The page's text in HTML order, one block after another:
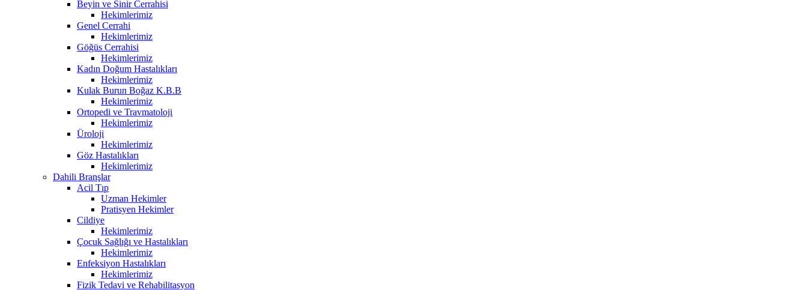
Beyin ve Sinir Cerrahisi
Hekimlerimiz
Genel Cerrahi
Hekimlerimiz
Göğüs Cerrahisi
Hekimlerimiz
Kadın Doğum Hastalıkları
Hekimlerimiz
Kulak Burun Boğaz K.B.B
Hekimlerimiz
Ortopedi ve Travmatoloji
Hekimlerimiz
Üroloji
Hekimlerimiz
Göz Hastalıkları
Hekimlerimiz
Dahili Branşlar
Acil Tıp
Uzman Hekimler
Pratisyen Hekimler
Cildiye
Hekimlerimiz
Çocuk Sağlığı ve Hastalıkları
Hekimlerimiz
Enfeksiyon Hastalıkları
Hekimlerimiz
Fizik Tedavi ve Rehabilitasyon